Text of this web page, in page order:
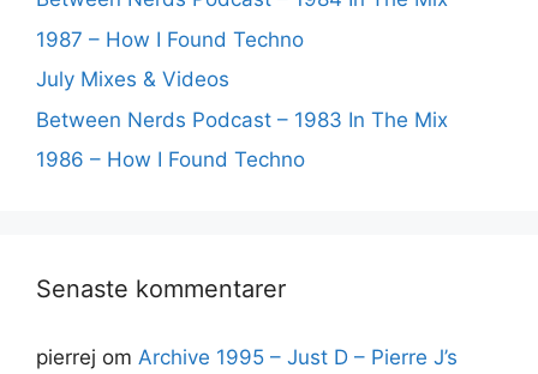
1987 – How I Found Techno
July Mixes & Videos
Between Nerds Podcast – 1983 In The Mix
1986 – How I Found Techno
Senaste kommentarer
pierrej om Archive 1995 – Just D – Pierre J’s